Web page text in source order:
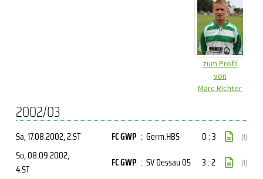
zum Profil
von
Marc Richter
2002/03
Sa, 17.08.2002, 2.ST FC GWP : Germ.HBS 0 : 3 (1)
So, 08.09.2002,
4.ST
FC GWP : SV Dessau 05 3 : 2 (1)